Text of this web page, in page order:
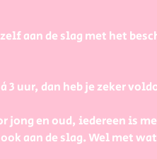
aan de slag met het
3 uur, dan heb je zeker
jong en oud, iedereen is
aan de slag. Wel met